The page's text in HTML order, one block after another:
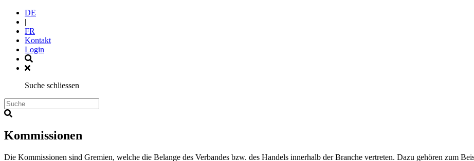
DE
|
FR
Kontakt
Login
Suche schliessen
Kommissionen
Die Kommissionen sind Gremien, welche die Belange des Verbandes bzw. des Handels innerhalb der Branche vertreten. Dazu gehören zum